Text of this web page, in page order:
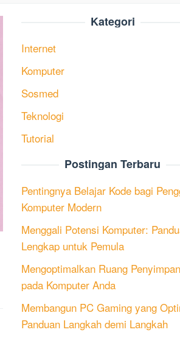
Kategori
Internet
Komputer
Sosmed
Teknologi
Tutorial
Postingan Terbaru
Pentingnya Belajar Kode bagi
Komputer Modern
Menggali Potensi Komputer:
Lengkap untuk Pemula
Mengoptimalkan Ruang
pada Komputer Anda
Membangun PC Gaming yang
Panduan Langkah demi Langkah